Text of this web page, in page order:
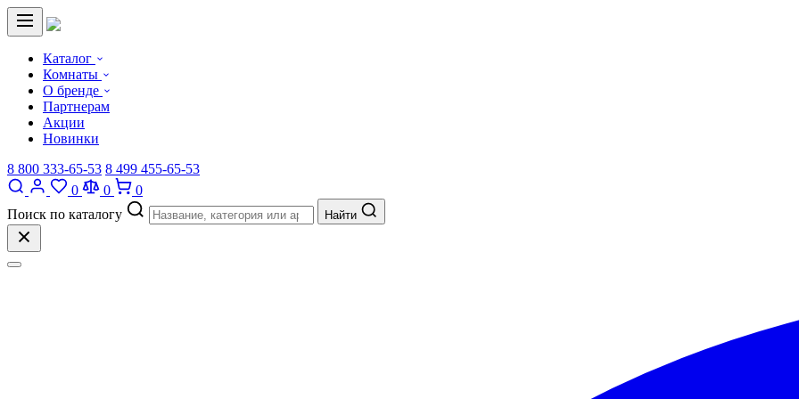
Каталог
Комнаты
О бренде
Партнерам
Акции
Новинки
8 800 333-65-53 8 499 455-65-53
0
0
0
Поиск по каталогу
Найти